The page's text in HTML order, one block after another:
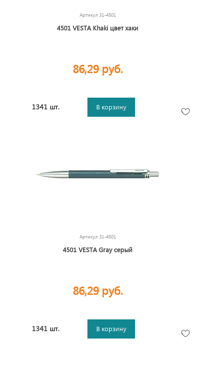
Артикул 31-4501
4501 VESTA Khaki цвет хаки
86,29 руб.
1341 шт. В корзину
Артикул 31-4501
4501 VESTA Gray серый
86,29 руб.
1341 шт. В корзину